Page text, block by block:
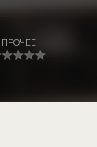
ПРОЧЕЕ